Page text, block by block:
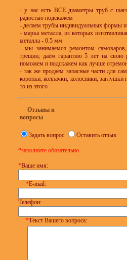
- у нас есть ВСЕ диаметры труб с
радостью подскажем
- делаем трубы индивидуальных формы и
- марка металла, из которых
металла - 0.5 мм
- мы занимаемся ремонтом
трещин, даём гарантию 5 лет на свою
поможем и подскажем как лучше
- так же продаем запасные части для
коронки, колпачки, колосники, заглушки
то из этого
Отзывы и
вопросы
Задать вопрос Оставить отзыв
*заполните обязательно
*Ваше имя:
*E-mail:
Телефон:
*Текст Вашего вопроса: